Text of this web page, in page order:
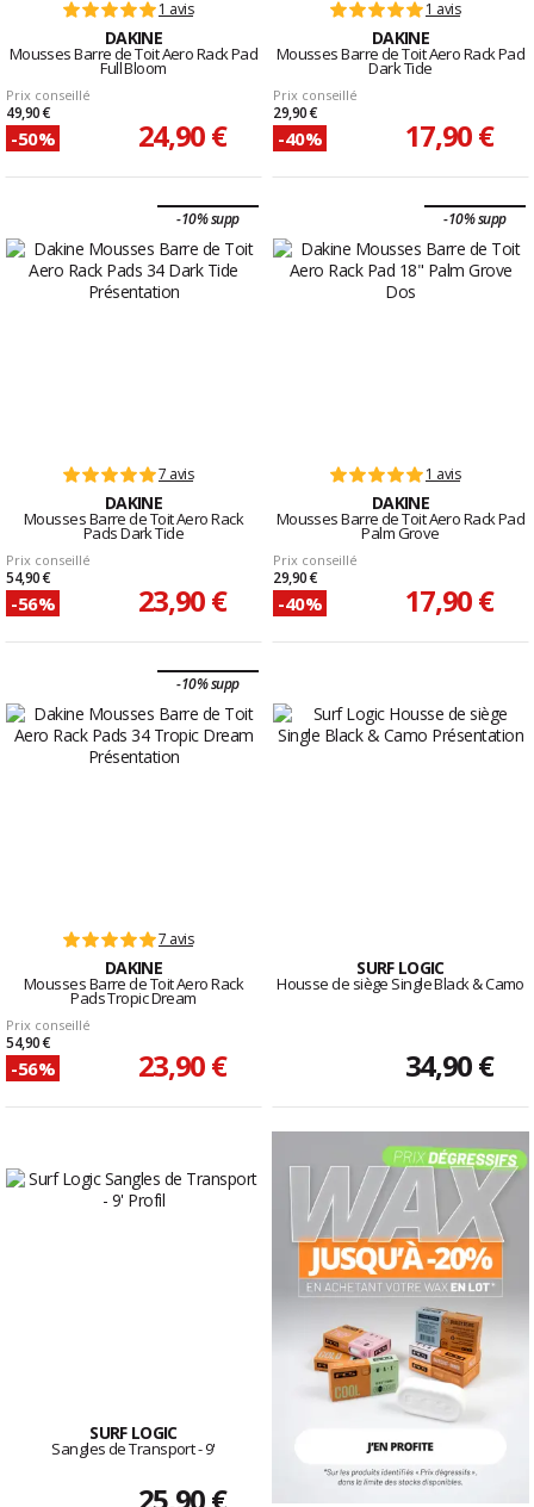
1 avis
DAKINE
Mousses Barre de Toit Aero Rack Pad
Full Bloom
Prix conseillé
49,90 €
-50% 24,90 €
1 avis
DAKINE
Mousses Barre de Toit Aero Rack Pad
Dark Tide
Prix conseillé
29,90 €
-40% 17,90 €
-10% supp
7 avis
DAKINE
Mousses Barre de Toit Aero Rack
Pads Dark Tide
Prix conseillé
54,90 €
-56% 23,90 €
-10% supp
1 avis
DAKINE
Mousses Barre de Toit Aero Rack Pad
Palm Grove
Prix conseillé
29,90 €
-40% 17,90 €
-10% supp
7 avis
DAKINE
Mousses Barre de Toit Aero Rack
Pads Tropic Dream
Prix conseillé
54,90 €
-56% 23,90 €
SURF LOGIC
Housse de siège Single Black & Camo
34,90 €
SURF LOGIC
Sangles de Transport - 9'